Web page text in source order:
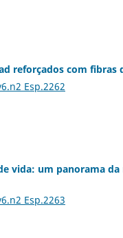
reforçados com fibras
Esp.2262
vida: um panorama
Esp.2263